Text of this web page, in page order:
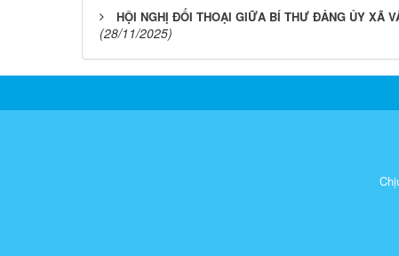
HỘI NGHỊ ĐỐI THOẠI GIỮA BÍ THƯ ĐẢNG ỦY XÃ
(28/11/2025)